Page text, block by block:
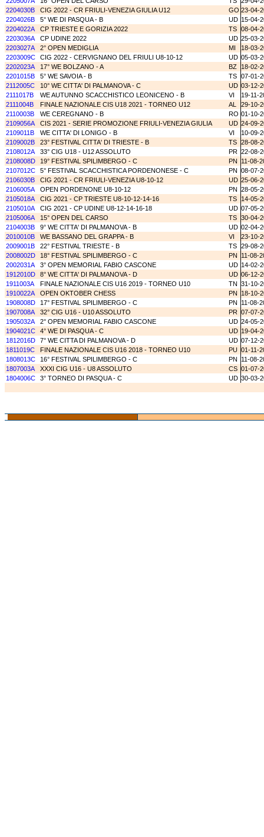
2204030B
CIG 2022 - CR FRIULI-VENEZIA GIULIA U12 GO 23-04-
2204026B
5° WE DI PASQUA - B UD 15-04-
2204022A
CP TRIESTE E GORIZIA 2022 TS 08-04-
2203036A
CP UDINE 2022 UD 25-03-
2203027A
2° OPEN MEDIGLIA MI
18-03-
2203009C
CIG 2022 - CERVIGNANO DEL FRIULI U8-10-12 UD 05-03-
2202023A
17° WE BOLZANO - A BZ
18-02-
2201015B
5° WE SAVOIA - B TS 07-01-
2112005C
10° WE CITTA' DI PALMANOVA - C UD 03-12-
2111017B
WE AUTUNNO SCACCHISTICO LEONICENO - B VI
19-11-
2111004B
FINALE NAZIONALE CIS U18 2021 - TORNEO U12 AL
29-10-
2110003B
WE CEREGNANO - B RO 01-10-
2109056A
CIS 2021 - SERIE PROMOZIONE FRIULI-VENEZIA GIULIA UD 24-09-
2109011B
WE CITTA' DI LONIGO - B VI
10-09-
2109002B
23° FESTIVAL CITTA' DI TRIESTE - B TS 28-08-
2108012A
33° CIG U18 - U12 ASSOLUTO PR 22-08-
2108008D
19° FESTIVAL SPILIMBERGO - C PN
11-08-
2107012C
5° FESTIVAL SCACCHISTICA PORDENONESE - C PN 08-07-
2106030B
CIG 2021 - CR FRIULI-VENEZIA U8-10-12 UD 25-06-
2106005A
OPEN PORDENONE U8-10-12 PN 28-05-
2105018A
CIG 2021 - CP TRIESTE U8-10-12-14-16 TS
14-05-
2105010A
CIG 2021 - CP UDINE U8-12-14-16-18 UD 07-05-
2105006A
15° OPEN DEL CARSO TS 30-04-
2104003B
9° WE CITTA' DI PALMANOVA - B UD 02-04-
2010010B
WE BASSANO DEL GRAPPA - B VI
23-10-
2009001B
22° FESTIVAL TRIESTE - B TS 29-08-
2008002D
18° FESTIVAL SPILIMBERGO - C PN
11-08-
2002031A
3° OPEN MEMORIAL FABIO CASCONE UD 14-02-
1912010D
8° WE CITTA' DI PALMANOVA - D UD 06-12-
1911003A
FINALE NAZIONALE CIS U16 2019 - TORNEO U10 TN 31-10-
1910022A
OPEN OKTOBER CHESS PN
18-10-
1908008D
17° FESTIVAL SPILIMBERGO - C PN
11-08-
1907008A
32° CIG U16 - U10 ASSOLUTO PR 07-07-
1905032A
2° OPEN MEMORIAL FABIO CASCONE UD 24-05-
1904021C
4° WE DI PASQUA - C UD 19-04-
1812016D
7° WE CITTA DI PALMANOVA - D UD 07-12-
1811019C
FINALE NAZIONALE CIS U16 2018 - TORNEO U10 PU 01-11-
1808013C
16° FESTIVAL SPILIMBERGO - C PN
11-08-
1807003A
XXXI CIG U16 - U8 ASSOLUTO CS 01-07-
1804006C
3° TORNEO DI PASQUA - C UD 30-03-